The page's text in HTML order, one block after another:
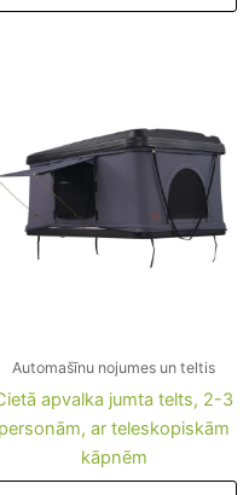
Automašīnu nojumes un teltis
apvalka jumta telts, 2-3
personām, ar teleskopiskām
kāpnēm